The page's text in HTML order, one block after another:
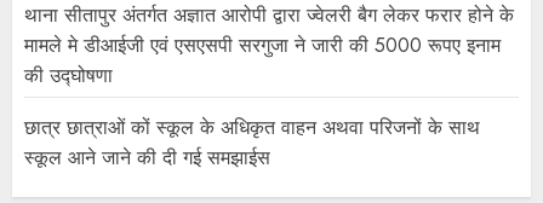
थाना सीतापुर अंतर्गत अज्ञात आरोपी द्वारा ज्वेलरी बैग लेकर फरार होने के
मामले मे डीआईजी एवं एसएसपी सरगुजा ने जारी की 5000 रूपए इनाम
की उद्घोषणा
छात्र छात्राओं कों स्कूल के अधिकृत वाहन अथवा परिजनों के साथ
स्कूल आने जाने की दी गई समझाईस